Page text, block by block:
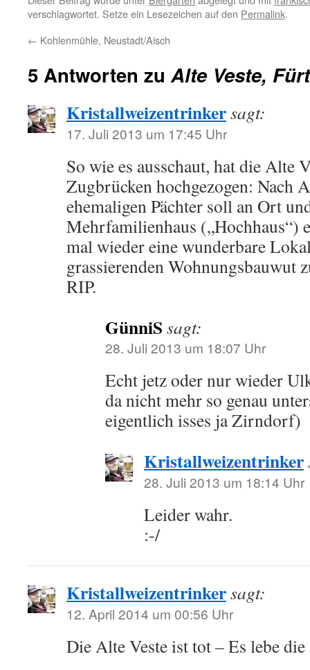
verschlagwortet. Setze ein Lesezeichen auf den Permalink.
← Kohlenmühle, Neustadt/Aisch
5 Antworten zuAlte Veste,
Kristallweizentrinkersagt:
17. Juli 2013 um 17:45 Uhr
So wie es ausschaut, hat die Alte
Zugbrücken hochgezogen: Nach
ehemaligen Pächter soll an Ort
Mehrfamilienhaus („Hochhaus“)
mal wieder eine wunderbare
grassierenden Wohnungsbauwut
RIP.
GünniS sagt:
28. Juli 2013 um 18:07 Uhr
Echt jetz oder nur wieder
da nicht mehr so genau
eigentlich isses ja Zirndorf)
Kristallweizentrinker
28. Juli 2013 um 18:14 Uhr
Leider wahr.
:-/
Kristallweizentrinkersagt:
12. April 2014 um 00:56 Uhr
Die Alte Veste ist tot – Es lebe